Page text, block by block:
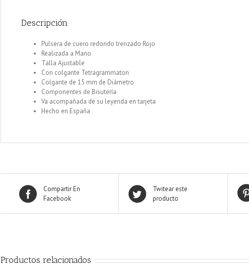
Descripción
Pulsera de cuero redondo trenzado Rojo
Realizada a Mano
Talla Ajustable
Con colgante Tetragrammaton
Colgante de 15 mm de Diámetro
Componentes de Bisutería
Va acompañada de su leyenda en tarjeta
Hecho en España
Compartir En
Facebook
Twitear este
producto
Productos relacionados